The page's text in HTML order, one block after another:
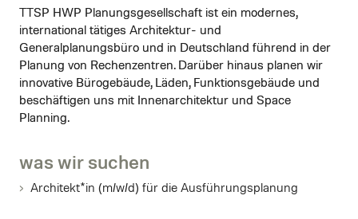
TTSP HWP Planungsgesellschaft ist ein modernes,
international tätiges Architektur- und
Generalplanungsbüro und in Deutschland führend in der
Planung von Rechenzentren. Darüber hinaus planen wir
innovative Bürogebäude, Läden, Funktionsgebäude und
beschäftigen uns mit Innenarchitektur und Space
Planning.
was wir suchen
Architekt*in (m/w/d) für die Ausführungsplanung